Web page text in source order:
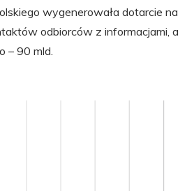
wygenerowała dotarcie na
odbiorców z informacjami, a
– 90 mld.